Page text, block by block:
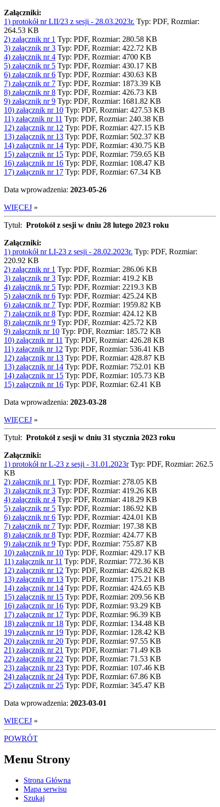
Załączniki:
1) protokół nr LII/23 z sesji - 28.03.2023r. Typ: PDF, Rozmiar:
264.53 KB
2) załącznik nr 1 Typ: PDF, Rozmiar: 280.58 KB
3) załącznik nr 3 Typ: PDF, Rozmiar: 422.72 KB
4) załącznik nr 4 Typ: PDF, Rozmiar: 4700 KB
5) załącznik nr 5 Typ: PDF, Rozmiar: 430.17 KB
6) załącznik nr 6 Typ: PDF, Rozmiar: 430.63 KB
7) załącznik nr 7 Typ: PDF, Rozmiar: 1873.39 KB
8) załącznik nr 8 Typ: PDF, Rozmiar: 426.73 KB
9) załącznik nr 9 Typ: PDF, Rozmiar: 1681.82 KB
10) załącznik nr 10 Typ: PDF, Rozmiar: 427.53 KB
11) załącznik nr 11 Typ: PDF, Rozmiar: 240.38 KB
12) załącznik nr 12 Typ: PDF, Rozmiar: 427.15 KB
13) załącznik nr 13 Typ: PDF, Rozmiar: 502.37 KB
14) załącznik nr 14 Typ: PDF, Rozmiar: 430.75 KB
15) załącznik nr 15 Typ: PDF, Rozmiar: 759.65 KB
16) załącznik nr 16 Typ: PDF, Rozmiar: 108.47 KB
17) załącznik nr 17 Typ: PDF, Rozmiar: 67.34 KB
Data wprowadzenia: 2023-05-26
WIĘCEJ »
Tytuł: Protokół z sesji w dniu 28 lutego 2023 roku
Załączniki:
1) protokół nr LI-23 z sesji - 28.02.2023r. Typ: PDF, Rozmiar:
220.92 KB
2) załącznik nr 1 Typ: PDF, Rozmiar: 286.06 KB
3) załącznik nr 3 Typ: PDF, Rozmiar: 419.2 KB
4) załącznik nr 5 Typ: PDF, Rozmiar: 2219.3 KB
5) załącznik nr 6 Typ: PDF, Rozmiar: 425.24 KB
6) załącznik nr 7 Typ: PDF, Rozmiar: 1959.82 KB
7) załącznik nr 8 Typ: PDF, Rozmiar: 424.12 KB
8) załącznik nr 9 Typ: PDF, Rozmiar: 425.72 KB
9) załącznik nr 10 Typ: PDF, Rozmiar: 185.72 KB
10) załącznik nr 11 Typ: PDF, Rozmiar: 426.28 KB
11) załącznik nr 12 Typ: PDF, Rozmiar: 536.41 KB
12) załącznik nr 13 Typ: PDF, Rozmiar: 428.87 KB
13) załącznik nr 14 Typ: PDF, Rozmiar: 752.01 KB
14) załącznik nr 15 Typ: PDF, Rozmiar: 105.73 KB
15) załącznik nr 16 Typ: PDF, Rozmiar: 62.41 KB
Data wprowadzenia: 2023-03-28
WIĘCEJ »
Tytuł: Protokół z sesji w dniu 31 stycznia 2023 roku
Załączniki:
1) protokół nr L-23 z sesji - 31.01.2023rTyp: PDF, Rozmiar: 262.5
KB
2) załącznik nr 1 Typ: PDF, Rozmiar: 278.05 KB
3) załącznik nr 3 Typ: PDF, Rozmiar: 419.26 KB
4) załącznik nr 4 Typ: PDF, Rozmiar: 418.29 KB
5) załącznik nr 5 Typ: PDF, Rozmiar: 186.92 KB
6) załącznik nr 6 Typ: PDF, Rozmiar: 424.01 KB
7) załącznik nr 7 Typ: PDF, Rozmiar: 197.38 KB
8) załącznik nr 8 Typ: PDF, Rozmiar: 424.77 KB
9) załącznik nr 9 Typ: PDF, Rozmiar: 755.87 KB
10) załącznik nr 10 Typ: PDF, Rozmiar: 429.17 KB
11) załącznik nr 11 Typ: PDF, Rozmiar: 772.36 KB
12) załącznik nr 12 Typ: PDF, Rozmiar: 426.82 KB
13) załącznik nr 13 Typ: PDF, Rozmiar: 175.21 KB
14) załącznik nr 14 Typ: PDF, Rozmiar: 424.65 KB
15) załącznik nr 15 Typ: PDF, Rozmiar: 209.56 KB
16) załącznik nr 16 Typ: PDF, Rozmiar: 93.29 KB
17) załącznik nr 17 Typ: PDF, Rozmiar: 96.39 KB
18) załącznik nr 18 Typ: PDF, Rozmiar: 134.48 KB
19) załącznik nr 19 Typ: PDF, Rozmiar: 128.42 KB
20) załącznik nr 20 Typ: PDF, Rozmiar: 97.55 KB
21) załącznik nr 21 Typ: PDF, Rozmiar: 71.49 KB
22) załącznik nr 22 Typ: PDF, Rozmiar: 71.53 KB
23) załącznik nr 23 Typ: PDF, Rozmiar: 107.46 KB
24) załącznik nr 24 Typ: PDF, Rozmiar: 67.86 KB
25) załącznik nr 25 Typ: PDF, Rozmiar: 345.47 KB
Data wprowadzenia: 2023-03-01
WIĘCEJ »
POWRÓT
Menu Strony
Strona Główna
Mapa serwisu
Szukaj